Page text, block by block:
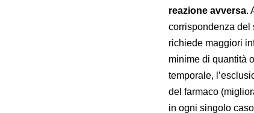
reazione avversa.
corrispondenza del
richiede maggiori
minime di quantità
temporale,
del farmaco
in ogni singolo